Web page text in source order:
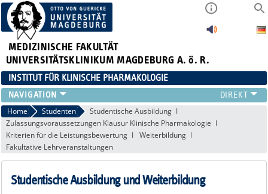
MEDIZINISCHE FAKULTÄT
UNIVERSITÄTSKLINIKUM MAGDEBURG A. ö. R.
INSTITUT FÜR KLINISCHE PHARMAKOLOGIE
TEAM
THERAPIE-SERVICE
LEISTUNGSVERZEICHNIS
KONFORMITÄTSERKLÄRUNG
STUDENTEN
Home Studenten
Studentische Ausbildung
Zulassungsvoraussetzungen Klausur Klinische Pharmakologie
Kriterien für die Leistungsbewertung
Weiterbildung
Fakultative Lehrveranstaltungen
Studentische Ausbildung und Weiterbildung